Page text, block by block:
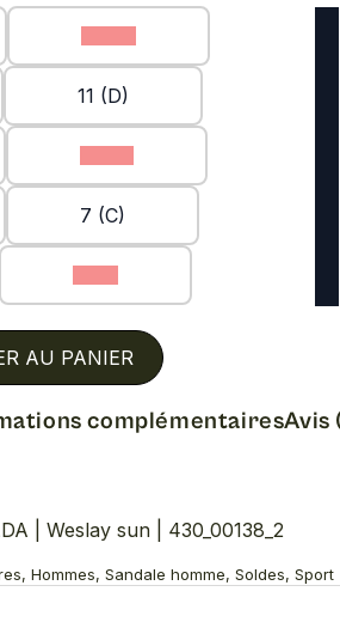
11 (D)
7 (C)
AU PANIER
complémentairesAvis
| Weslay sun | 430_00138_2
Hommes, Sandale homme, Soldes, Sport